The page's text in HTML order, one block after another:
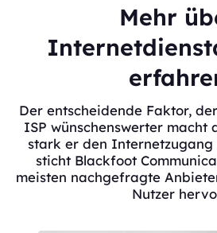
Mehr
Der entscheidende Faktor,
ISP wünschenswerter macht
stark er den
sticht Blackfoot
meisten nachgefragte
Nutzer